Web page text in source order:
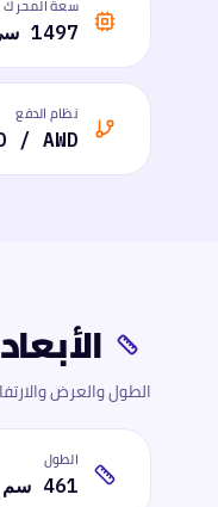
سعة المحرك
1497 سي سي
نظام الدفع
/ AWD
الطول والعرض
الطول
461 سم